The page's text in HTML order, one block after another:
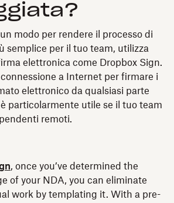
modo per rendere il processo di
semplice per il tuo team, utilizza
elettronica come Dropbox Sign.
a Internet per firmare i
elettronico da qualsiasi parte
particolarmente utile se il tuo team
remoti.
, once you’ve determined the
of your NDA, you can eliminate
work by templating it. With a pre-